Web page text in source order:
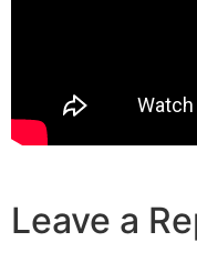
Leave a